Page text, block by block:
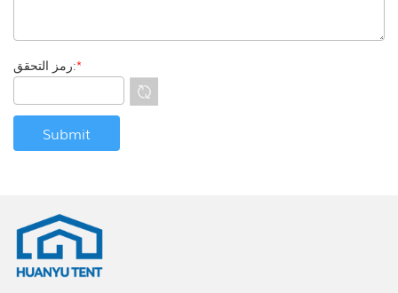
رمز التحقق:*